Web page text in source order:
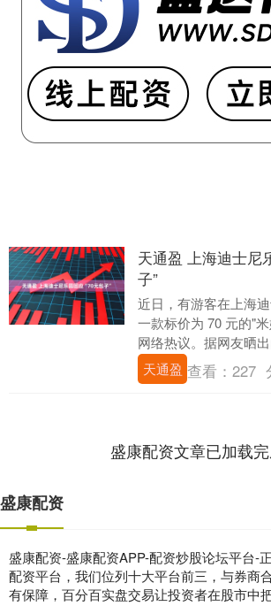
天通盈 上海迪士尼
子”
近日，有游客在上海
一款标价为 70 元的"
网络热议。据网友晒
该款包子为米妮卡通
配有一些....
天通盈 查看：227
盛康配资文章已加载
盛康配资
盛康配资-盛康配资APP-配资炒股论坛平台-
配资平台，我们位列十大平台前三，与券商
有保障，百分百实盘交易让投资者在股市中把